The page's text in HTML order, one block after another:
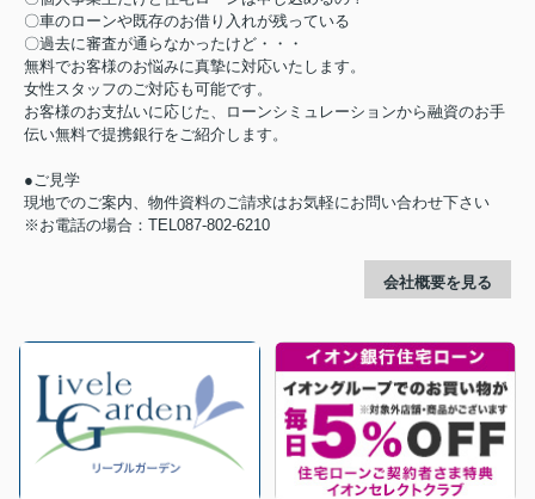
〇車のローンや既存のお借り入れが残っている
〇過去に審査が通らなかったけど・・・
無料でお客様のお悩みに真摯に対応いたします。
女性スタッフのご対応も可能です。
お客様のお支払いに応じた、ローンシミュレーションから融資のお手
伝い無料で提携銀行をご紹介します。
●ご見学
現地でのご案内、物件資料のご請求はお気軽にお問い合わせ下さい
※お電話の場合：TEL087-802-6210
会社概要を見る